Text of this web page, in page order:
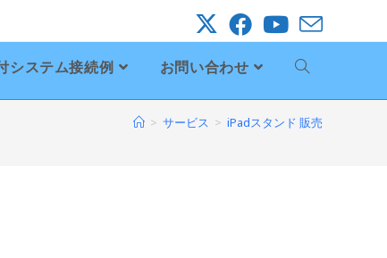
システム接続例 お問い合わせ
> サービス > iPadスタンド 販売